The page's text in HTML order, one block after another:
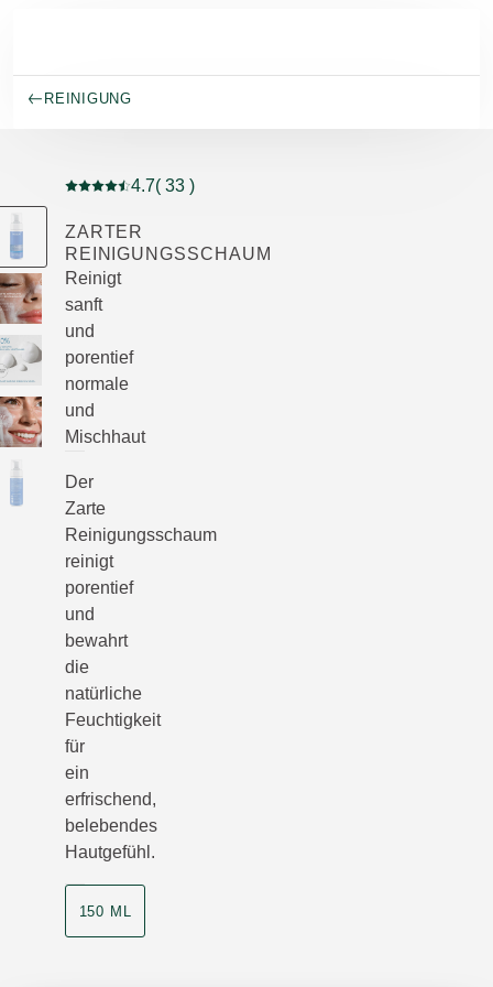
REINIGUNG
Aktuelle Bewertung: 4.7 von 5 Sternen bewertet von
4.7( 33 )
ZARTER
REINIGUNGSSCHAUM
Reinigt
sanft
und
porentief
normale
und
Mischhaut
Der
Zarte
Reinigungsschaum
reinigt
porentief
und
bewahrt
die
natürliche
Feuchtigkeit
für
ein
erfrischend,
belebendes
Hautgefühl.
150 ML